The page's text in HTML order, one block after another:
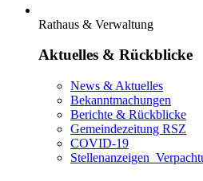
Rathaus & Verwaltung
Aktuelles & Rückblicke
News & Aktuelles
Bekanntmachungen
Berichte & Rückblicke
Gemeindezeitung RSZ
COVID-19